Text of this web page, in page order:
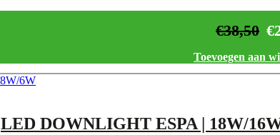
€
€38,50
Toevoegen aan
LED DOWNLIGHT ESPA | 18W/